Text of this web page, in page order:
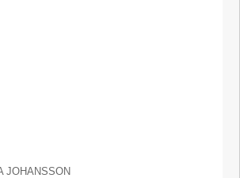
JOHANSSON